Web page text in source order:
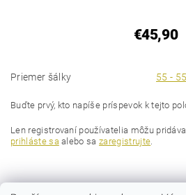
€45,90
Priemer šálky 55 -
Buďte prvý, kto napíše príspevok k tejto
Len registrovaní používatelia môžu
prihláste sa alebo sazaregistrujte